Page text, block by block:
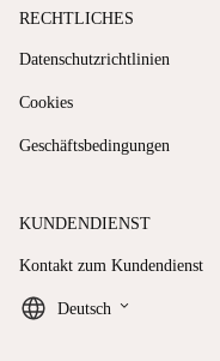
RECHTLICHES
Datenschutzrichtlinien
Cookies
Geschäftsbedingungen
KUNDENDIENST
Kontakt zum Kundendienst
Deutsch keyboard_arrow_down